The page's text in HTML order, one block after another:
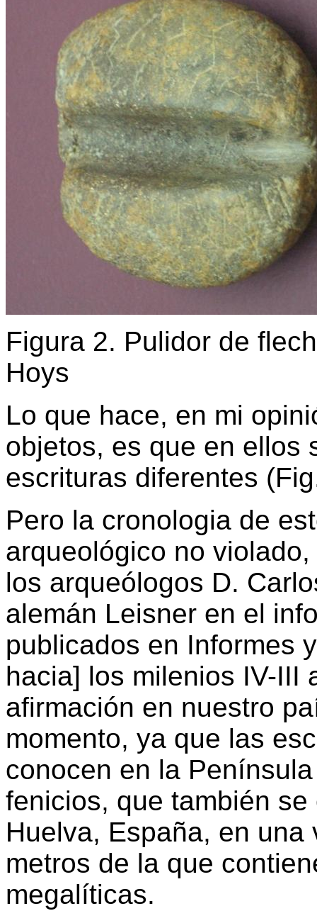
Figura 2. Pulidor de
Hoys
Lo que hace, en mi
objetos, es que en ellos
escrituras diferentes
Pero la cronologia de
arqueológico no
los arqueólogos D.
alemán Leisner en el
publicados en Informes
hacia] los milenios IV-III
afirmación en nuestro
momento, ya que las
conocen en la
fenicios, que también
Huelva, España, en
metros de la que
megalíticas.